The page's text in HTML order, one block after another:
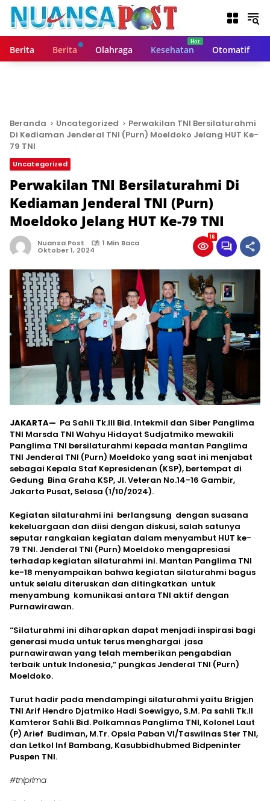
Berita Berita Olahraga Kesehatan Otomatif
Beranda Uncategorized
Perwakilan TNI Bersilaturahmi
Di Kediaman Jenderal TNI (Purn) Moeldoko Jelang HUT Ke-
79 TNI
Uncategorized
Perwakilan TNI Bersilaturahmi Di
Kediaman Jenderal TNI (Purn)
Moeldoko Jelang HUT Ke-79 TNI
Nuansa Post 1 Min Baca
Oktober 1, 2024
16
JAKARTA— Pa Sahli Tk.III Bid. Intekmil dan Siber Panglima
TNI Marsda TNI Wahyu Hidayat Sudjatmiko mewakili
Panglima TNI bersilaturahmi kepada mantan Panglima
TNI Jenderal TNI (Purn) Moeldoko yang saat ini menjabat
sebagai Kepala Staf Kepresidenan (KSP), bertempat di
Gedung Bina Graha KSP, Jl. Veteran No.14-16 Gambir,
Jakarta Pusat, Selasa (1/10/2024).
Kegiatan silaturahmi ini berlangsung dengan suasana
kekeluargaan dan diisi dengan diskusi, salah satunya
seputar rangkaian kegiatan dalam menyambut HUT ke-
79 TNI. Jenderal TNI (Purn) Moeldoko mengapresiasi
terhadap kegiatan silaturahmi ini. Mantan Panglima TNI
ke-18 menyampaikan bahwa kegiatan silaturahmi bagus
untuk selalu diteruskan dan ditingkatkan untuk
menyambung komunikasi antara TNI aktif dengan
Purnawirawan.
“Silaturahmi ini diharapkan dapat menjadi inspirasi bagi
generasi muda untuk terus menghargai jasa
purnawirawan yang telah memberikan pengabdian
terbaik untuk Indonesia,” pungkas Jenderal TNI (Purn)
Moeldoko.
Turut hadir pada mendampingi silaturahmi yaitu Brigjen
TNI Arif Hendro Djatmiko Hadi Soewigyo, S.M. Pa sahli Tk.II
Kamteror Sahli Bid. Polkamnas Panglima TNI, Kolonel Laut
(P) Arief Budiman, M.Tr. Opsla Paban VI/Taswilnas Ster TNI,
dan Letkol Inf Bambang, Kasubbidhubmed Bidpeninter
Puspen TNI.
#tniprima